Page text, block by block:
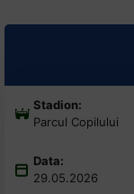
screen
reader,
press
Stadion:
Parcul Copilului
Data:
29.05.2026